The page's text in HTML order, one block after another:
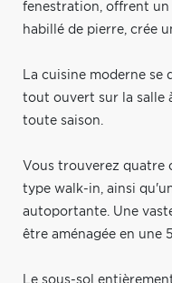
fenestration, offrent un
habillé de pierre, crée
La cuisine moderne se
tout ouvert sur la salle
toute saison.
Vous trouverez quatre
type walk-in, ainsi
autoportante. Une
être aménagée en une
Le sous-sol